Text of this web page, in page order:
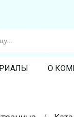
О